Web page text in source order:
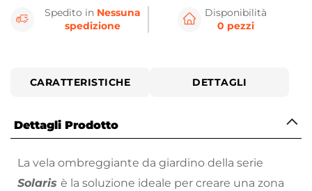
Spedito in Nessuna
spedizione
Disponibilità
0 pezzi
CARATTERISTICHE DETTAGLI
Dettagli Prodotto
La vela ombreggiante da giardino della serie
Solaris è la soluzione ideale per creare una zona